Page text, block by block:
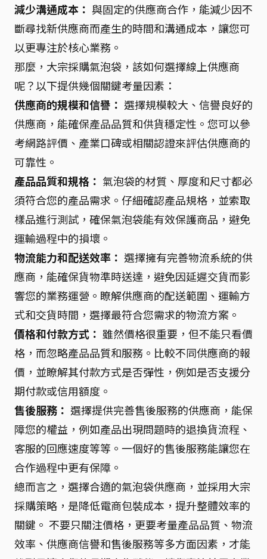
減少溝通成本： 與固定的供應商合作，能減少因不
斷尋找新供應商而產生的時間和溝通成本，讓您可
以更專注於核心業務。
那麼，大宗採購氣泡袋，該如何選擇線上供應商
呢？以下提供幾個關鍵考量因素：
供應商的規模和信譽： 選擇規模較大、信譽良好的
供應商，能確保產品品質和供貨穩定性。您可以參
考網路評價、產業口碑或相關認證來評估供應商的
可靠性。
產品品質和規格： 氣泡袋的材質、厚度和尺寸都必
須符合您的產品需求。仔細確認產品規格，並索取
樣品進行測試，確保氣泡袋能有效保護商品，避免
運輸過程中的損壞。
物流能力和配送效率： 選擇擁有完善物流系統的供
應商，能確保貨物準時送達，避免因延遲交貨而影
響您的業務運營。瞭解供應商的配送範圍、運輸方
式和交貨時間，選擇最符合您需求的物流方案。
價格和付款方式： 雖然價格很重要，但不能只看價
格，而忽略產品品質和服務。比較不同供應商的報
價，並瞭解其付款方式是否彈性，例如是否支援分
期付款或信用額度。
售後服務： 選擇提供完善售後服務的供應商，能保
障您的權益，例如產品出現問題時的退換貨流程、
客服的回應速度等等。一個好的售後服務能讓您在
合作過程中更有保障。
總而言之，選擇合適的氣泡袋供應商，並採用大宗
採購策略，是降低電商包裝成本，提升整體效率的
關鍵。 不要只關注價格，更要考量產品品質、物流
效率、供應商信譽和售後服務等多方面因素，才能